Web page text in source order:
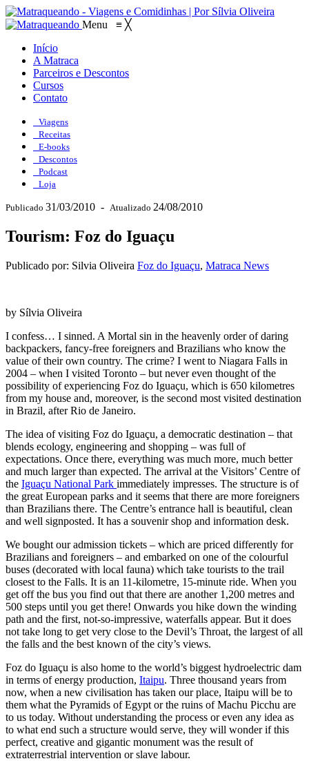
Menu ≡ ╳
Início
A Matraca
Parceiros e Descontos
Cursos
Contato
Viagens
Receitas
E-books
Descontos
Podcast
Loja
Publicado 31/03/2010 - Atualizado 24/08/2010
Tourism: Foz do Iguaçu
Publicado por: Silvia Oliveira Foz do Iguaçu, Matraca News
by Sílvia Oliveira
I confess… I sinned. A Mortal sin in the heavenly order of daring
backpackers, fancy-free foreigners and Brazilians who know the
value of their own country. The crime? I went to Niagara Falls in
2004 – when I visited Toronto – but never even thought of the
possibility of experiencing Foz do Iguaçu, which is 650 kilometres
from my house and, moreover, is the second most visited destination
in Brazil, after Rio de Janeiro.
The idea of visiting Foz do Iguaçu, a democratic destination – that
blends ecology, engineering and shopping – was full of
expectations. Once there, everything was much more, much better
and much larger than expected. The arrival at the Visitors’ Centre of
the Iguaçu National Park immediately impresses. The structure is of
the great European parks and it seems that there are more foreigners
than Brazilians there. The Centre’s entrance hall is beautiful, clean
and well signposted. It has a souvenir shop and information desk.
We bought our admission tickets – which are priced differently for
Brazilians and foreigners – and embarked on one of the colourful
buses (decorated with local fauna) which take tourists to the trail
closest to the Falls. It is an 11-kilometre, 15-minute ride. When you
get off the bus you find out that there are another 1,200 metres and
500 steps until you get there! Onwards you hike down the winding
path and the first, not-so-impressive, waterfalls appear. But it does
not take long to get very close to the Devil’s Throat, the largest of all
the falls and the best known of the city’s views.
Foz do Iguaçu is also home to the world’s biggest hydroelectric dam
in terms of energy production, Itaipu. Three thousand years from
now, when a new civilisation has taken our place, Itaipu will be to
them what the Pyramids of Egypt or the ruins of Machu Picchu are
to us today. Without understanding the process or even any idea as
to what end such a structure would serve, they will wonder if this
perfect, creative and gigantic monument was the result of
extraterrestrial intervention or slave labour.